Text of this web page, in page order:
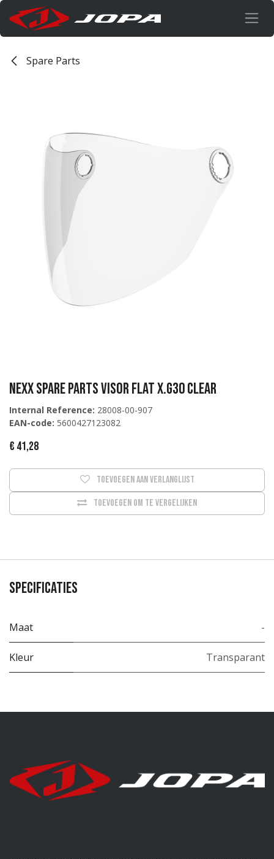
Overslaan naar inhoud
Spare Parts
Nexx Spare Parts VISOR FLAT X.G30 CLEAR
Internal Reference: 28008-00-907
EAN-code: 5600427123082
€ 41,28
Toevoegen om te vergelijken
Toevoegen aan verlanglijst
Specificaties
Maat -
Kleur Transparant